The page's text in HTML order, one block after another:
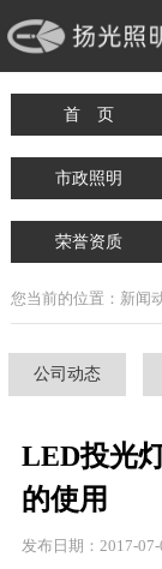
首 页
市政照明
荣誉资质
您当前的位置：新闻
公司动态
LED投光
的使用
发布日期：2017-07-